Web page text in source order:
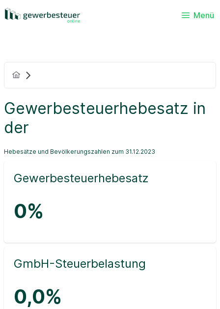
Menü
Gewerbesteuerhebesatz in
der
Hebesätze und Bevölkerungszahlen zum 31.12.2023
Gewerbesteuerhebesatz
0%
GmbH-Steuerbelastung
0,0%